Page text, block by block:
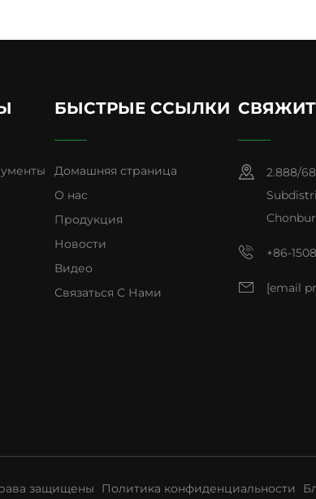
БЫСТРЫЕ ССЫЛКИ
Домашняя страница
О нас
Продукция
Новости
Видео
Связаться С Нами
2.888/
+86-
[email
защищены Политика конфиденциальности